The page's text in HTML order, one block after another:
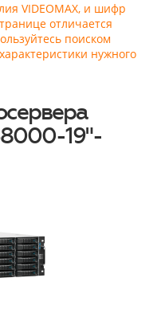
VIDEOMAX, и шифр
отличается
поиском
нужного
19"-